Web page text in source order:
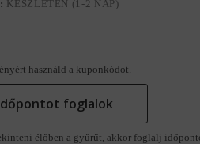
KÉSZLETEN (1-2 NAP)
használd a kuponkódot.
foglalok
élőben a gyűrűt, akkor foglalj